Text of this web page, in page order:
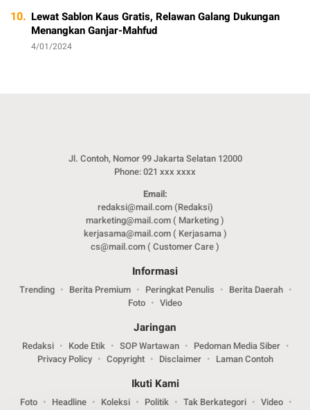
10. Lewat Sablon Kaus Gratis, Relawan Galang Dukungan
Menangkan Ganjar-Mahfud
4/01/2024
Jl. Contoh, Nomor 99 Jakarta Selatan 12000
Phone: 021 xxx xxxx
Email:
redaksi@mail.com (Redaksi)
marketing@mail.com ( Marketing )
kerjasama@mail.com ( Kerjasama )
cs@mail.com ( Customer Care )
Informasi
Trending Berita Premium Peringkat Penulis
Berita Daerah
Foto
Video
Jaringan
Redaksi Kode Etik SOP Wartawan
Pedoman Media Siber
Privacy Policy
Copyright Disclaimer Laman Contoh
Ikuti Kami
Foto Headline Koleksi Politik Tak Berkategori
Video